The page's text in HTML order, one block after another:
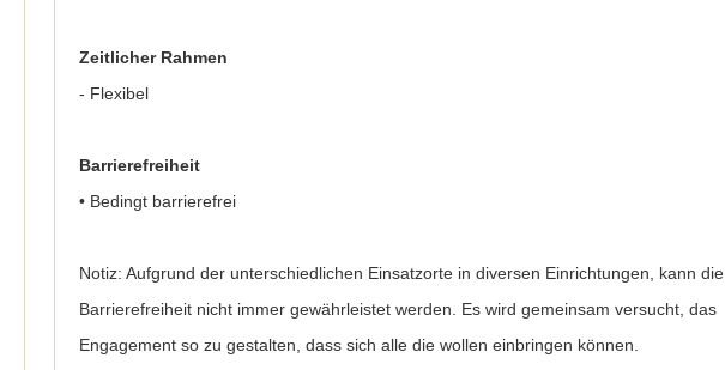
Zeitlicher Rahmen
- Flexibel
Barrierefreiheit
• Bedingt barrierefrei
Notiz: Aufgrund der unterschiedlichen Einsatzorte in diversen Einrichtungen, kann die
Barrierefreiheit nicht immer gewährleistet werden. Es wird gemeinsam versucht, das
Engagement so zu gestalten, dass sich alle die wollen einbringen können.